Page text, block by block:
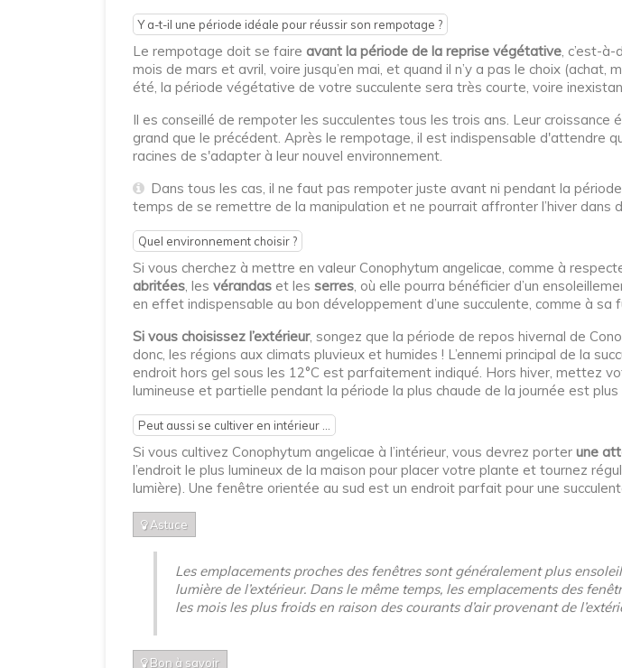
Y a-t-il une période idéale pour réussir son rempotage ?
Le rempotage doit se faire avant la période de la reprise végétative, c’est-à-
mois de mars et avril, voire jusqu’en mai, et quand il n’y a pas le choix
été, la période végétative de votre succulente sera très courte, voire
Il es conseillé de rempoter les succulentes tous les trois ans. Leur
grand que le précédent. Après le rempotage, il est indispensable d'attendre
racines de s'adapter à leur nouvel environnement.
Dans tous les cas, il ne faut pas rempoter juste avant ni pendant la
temps de se remettre de la manipulation et ne pourrait affronter l’hiver dans
Quel environnement choisir ?
Si vous cherchez à mettre en valeur Conophytum angelicae, comme à
abritées, les vérandas et les serres, où elle pourra bénéficier d’un
en effet indispensable au bon développement d’une succulente, comme à sa
Si vous choisissez l’extérieur, songez que la période de repos hivernal de
donc, les régions aux climats pluvieux et humides ! L’ennemi principal de la
endroit hors gel sous les 12°C est parfaitement indiqué. Hors hiver, mettez
lumineuse et partielle pendant la période la plus chaude de la journée est plus
Peut aussi se cultiver en intérieur ...
Si vous cultivez Conophytum angelicae à l’intérieur, vous devrez porter une
l’endroit le plus lumineux de la maison pour placer votre plante et tournez
lumière). Une fenêtre orientée au sud est un endroit parfait pour une
Astuce
Les emplacements proches des fenêtres sont généralement plus
lumière de l’extérieur. Dans le même temps, les emplacements des
les mois les plus froids en raison des courants d’air provenant de
Bon à savoir